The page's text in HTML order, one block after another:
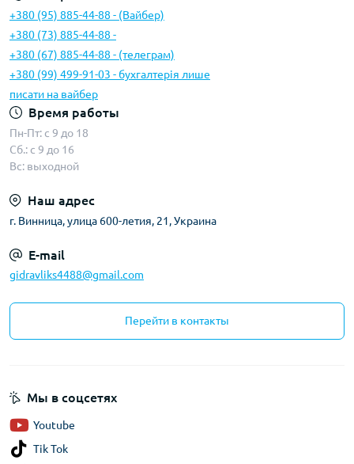
+380 (95) 885-44-88 - (Вайбер)
+380 (73) 885-44-88 -
+380 (67) 885-44-88 - (телеграм)
+380 (99) 499-91-03 - бухгалтерія лише
писати на вайбер
Время работы
Пн-Пт: с 9 до 18
Сб.: с 9 до 16
Вс: выходной
Наш адрес
г. Винница, улица 600-летия, 21, Украина
E-mail
gidravliks4488@gmail.com
Перейти в контакты
Мы в соцсетях
Youtube
Tik Tok